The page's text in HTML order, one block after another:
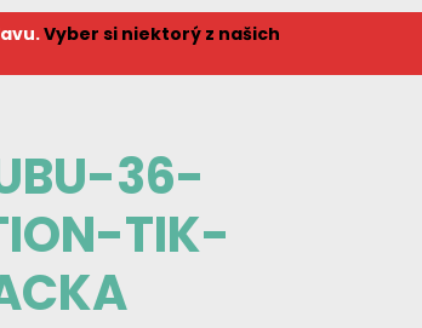
Vyber si niektorý z našich
36-
TIK-